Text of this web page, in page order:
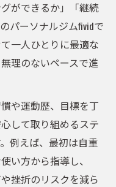
けトレーニング法
く体型改善の秘訣
活用法
ソナルジムfivid活
ができるか」「継続
パーソナルジムfividで
一人ひとりに最適な
理のないペースで進
や運動歴、目標を丁
して取り組めるステ
例えば、最初は自重
い方から指導し、
挫折のリスクを減ら